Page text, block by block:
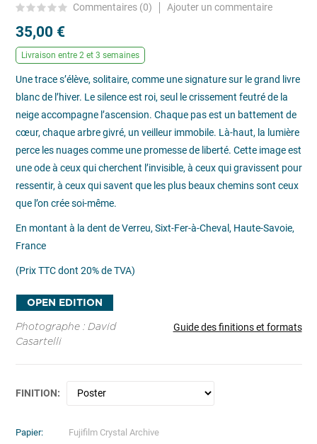
Commentaires (0) Ajouter un commentaire
35,00 €
Livraison entre 2 et 3 semaines
Une trace s’élève, solitaire, comme une signature sur le grand livre
blanc de l’hiver. Le silence est roi, seul le crissement feutré de la
neige accompagne l’ascension. Chaque pas est un battement de
cœur, chaque arbre givré, un veilleur immobile. Là-haut, la lumière
perce les nuages comme une promesse de liberté. Cette image est
une ode à ceux qui cherchent l’invisible, à ceux qui gravissent pour
ressentir, à ceux qui savent que les plus beaux chemins sont ceux
que l’on crée soi-même.
En montant à la dent de Verreu, Sixt-Fer-à-Cheval, Haute-Savoie,
France
(Prix TTC dont 20% de TVA)
OPEN EDITION
Photographe : David
Casartelli
Guide des finitions et formats
FINITION
Papier